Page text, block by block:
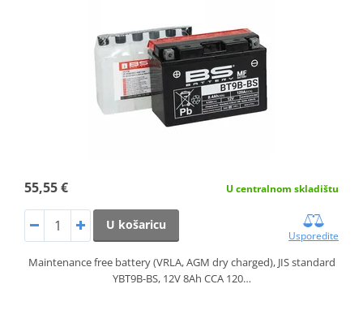
55,55 € U centralnom skladištu
U košaricu
Usporedite
Maintenance free battery (VRLA, AGM dry charged), JIS standard
YBT9B-BS, 12V 8Ah CCA 120…